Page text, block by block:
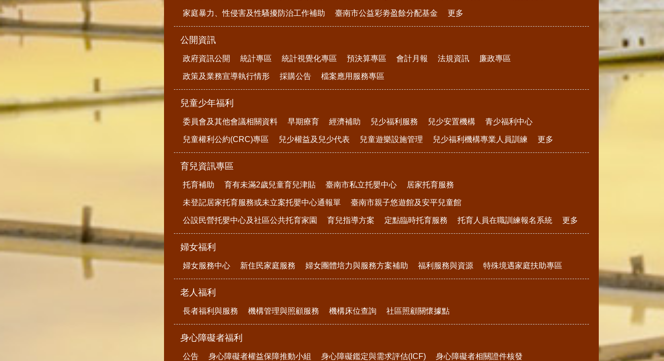
家庭暴力、性侵害及性騷擾防治工作補助 臺南市公益彩劵盈餘分配基金 更多
公開資訊
政府資訊公開 統計專區 統計視覺化專區 預決算專區 會計月報 法規資訊 廉政專區
政策及業務宣導執行情形 採購公告 檔案應用服務專區
兒童少年福利
委員會及其他會議相關資料 早期療育 經濟補助 兒少福利服務 兒少安置機構 青少福利中心
兒童權利公約(CRC)專區 兒少權益及兒少代表 兒童遊樂設施管理 兒少福利機構專業人員訓練 更多
育兒資訊專區
托育補助 育有未滿2歲兒童育兒津貼 臺南市私立托嬰中心 居家托育服務
未登記居家托育服務或未立案托嬰中心通報單 臺南市親子悠遊館及安平兒童館
公設民營托嬰中心及社區公共托育家園 育兒指導方案 定點臨時托育服務 托育人員在職訓練報名系統 更多
婦女福利
婦女服務中心 新住民家庭服務 婦女團體培力與服務方案補助 福利服務與資源 特殊境遇家庭扶助專區
老人福利
長者福利與服務 機構管理與照顧服務 機構床位查詢 社區照顧關懷據點
身心障礙者福利
公告 身心障礙者權益保障推動小組 身心障礙鑑定與需求評估(ICF) 身心障礙者相關證件核發